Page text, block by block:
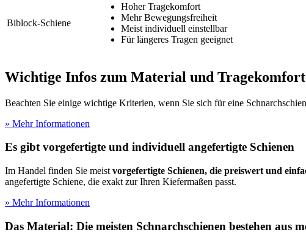
Biblock-Schiene
Hoher Tragekomfort
Mehr Bewegungsfreiheit
Meist individuell einstellbar
Für längeres Tragen geeignet
Wichtige Infos zum Material und
Beachten Sie einige wichtige Kriterien, wenn Sie sich für eine
» Mehr Informationen
Es gibt vorgefertigte und individuell angefertigte Schienen
Im Handel finden Sie meist vorgefertigte Schienen, die preiswert und
angefertigte Schiene, die exakt zur Ihren Kiefermaßen passt.
» Mehr Informationen
Das Material: Die meisten Schnarchschienen bestehen aus